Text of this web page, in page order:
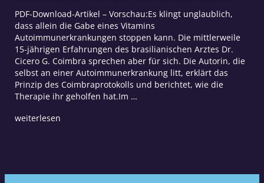
PDF-Download-Artikel – Vorschau:Es klingt unglaublich,
dass allein die Gabe eines Vitamins
Autoimmunerkrankungen stoppen kann. Die mittlerweile
15-jährigen Erfahrungen des brasilianischen Arztes Dr.
Cicero G. Coimbra sprechen aber für sich. Die Autorin, die
selbst an einer Autoimmunerkrankung litt, erklärt das
Prinzip des Coimbraprotokolls und berichtet, wie die
Therapie ihr geholfen hat.Im …
weiterlesen